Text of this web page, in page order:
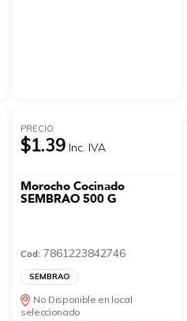
PRECIO
$1.39 Inc. IVA
Morocho Cocinado
SEMBRAO 500 G
Cod: 7861223842746
SEMBRAO
No Disponible en local
seleccionado